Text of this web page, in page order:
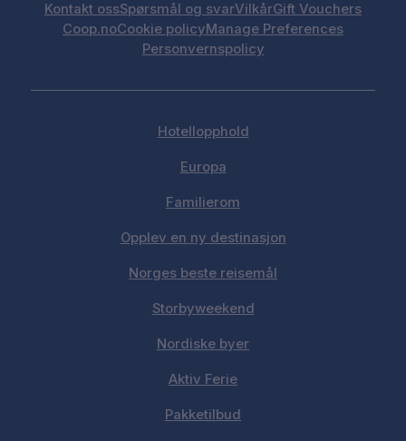
Kontakt ossSpørsmål og svarVilkårGift Vouchers
Coop.noCookie policyManage Preferences
Personvernspolicy
Hotellopphold
Europa
Familierom
Opplev en ny destinasjon
Norges beste reisemål
Storbyweekend
Nordiske byer
Aktiv Ferie
Pakketilbud